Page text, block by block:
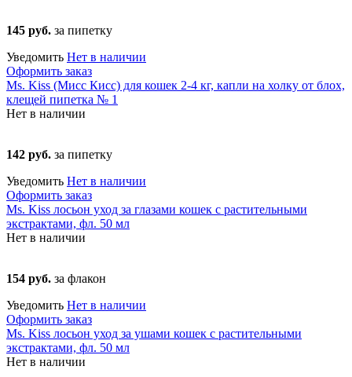
145 руб. за пипетку
Уведомить Нет в наличии
Оформить заказ
Ms. Kiss (Мисс Кисс) для кошек 2-4 кг, капли на холку от блох,
клещей пипетка № 1
Нет в наличии
142 руб. за пипетку
Уведомить Нет в наличии
Оформить заказ
Ms. Kiss лосьон уход за глазами кошек с растительными
экстрактами, фл. 50 мл
Нет в наличии
154 руб. за флакон
Уведомить Нет в наличии
Оформить заказ
Ms. Kiss лосьон уход за ушами кошек с растительными
экстрактами, фл. 50 мл
Нет в наличии